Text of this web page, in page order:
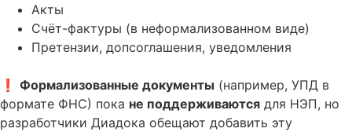
Акты
Счёт-фактуры (в неформализованном виде)
Претензии, допсоглашения, уведомления
❗ Формализованные документы (например, УПД в
формате ФНС) пока не поддерживаются для НЭП, но
разработчики Диадока обещают добавить эту